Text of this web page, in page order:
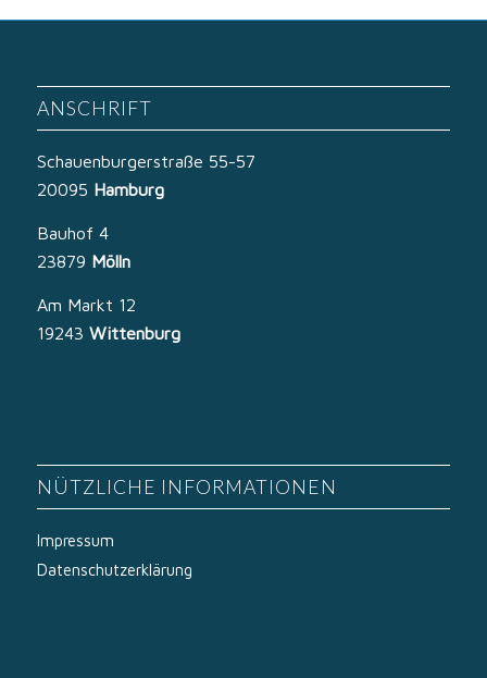
ANSCHRIFT
Schauenburgerstraße 55-57
20095 Hamburg
Bauhof 4
23879 Mölln
Am Markt 12
19243 Wittenburg
NÜTZLICHE INFORMATIONEN
Impressum
Datenschutzerklärung